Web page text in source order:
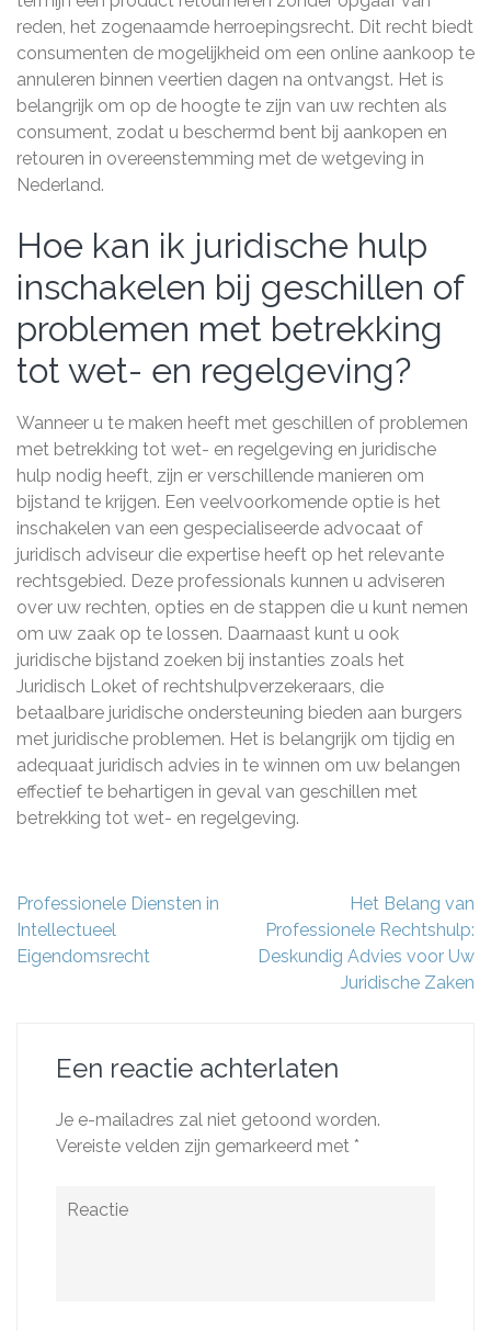
reden, het zogenaamde herroepingsrecht. Dit recht biedt
consumenten de mogelijkheid om een online aankoop te
annuleren binnen veertien dagen na ontvangst. Het is
belangrijk om op de hoogte te zijn van uw rechten als
consument, zodat u beschermd bent bij aankopen en
retouren in overeenstemming met de wetgeving in
Nederland.
Hoe kan ik juridische hulp
inschakelen bij geschillen of
problemen met betrekking
tot wet- en regelgeving?
Wanneer u te maken heeft met geschillen of problemen
met betrekking tot wet- en regelgeving en juridische
hulp nodig heeft, zijn er verschillende manieren om
bijstand te krijgen. Een veelvoorkomende optie is het
inschakelen van een gespecialiseerde advocaat of
juridisch adviseur die expertise heeft op het relevante
rechtsgebied. Deze professionals kunnen u adviseren
over uw rechten, opties en de stappen die u kunt nemen
om uw zaak op te lossen. Daarnaast kunt u ook
juridische bijstand zoeken bij instanties zoals het
Juridisch Loket of rechtshulpverzekeraars, die
betaalbare juridische ondersteuning bieden aan burgers
met juridische problemen. Het is belangrijk om tijdig en
adequaat juridisch advies in te winnen om uw belangen
effectief te behartigen in geval van geschillen met
betrekking tot wet- en regelgeving.
Berichtnavigatie
Professionele Diensten in
Intellectueel
Eigendomsrecht
Het Belang van
Professionele Rechtshulp:
Deskundig Advies voor Uw
Juridische Zaken
Een reactie achterlaten
Je e-mailadres zal niet getoond worden.
Vereiste velden zijn gemarkeerd met *
Reactie